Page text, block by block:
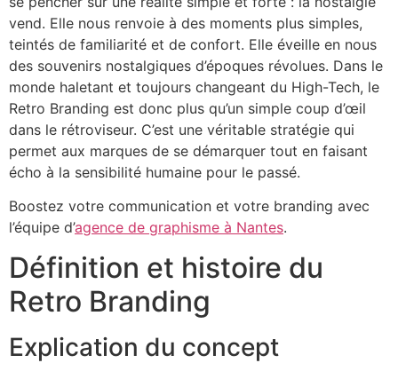
vend. Elle nous renvoie à des moments plus simples,
teintés de familiarité et de confort. Elle éveille en nous
des souvenirs nostalgiques d’époques révolues. Dans le
monde haletant et toujours changeant du High-Tech, le
Retro Branding est donc plus qu’un simple coup d’œil
dans le rétroviseur. C’est une véritable stratégie qui
permet aux marques de se démarquer tout en faisant
écho à la sensibilité humaine pour le passé.
Boostez votre communication et votre branding avec
l’équipe d’agence de graphisme à Nantes.
Définition et histoire du
Retro Branding
Explication du concept